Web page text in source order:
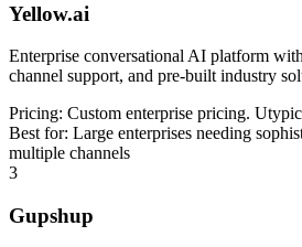
Yellow.ai
Enterprise conversational AI platform
channel support, and pre-built industry
Pricing: Custom enterprise pricing.
Best for: Large enterprises needing
multiple channels
3
Gupshup